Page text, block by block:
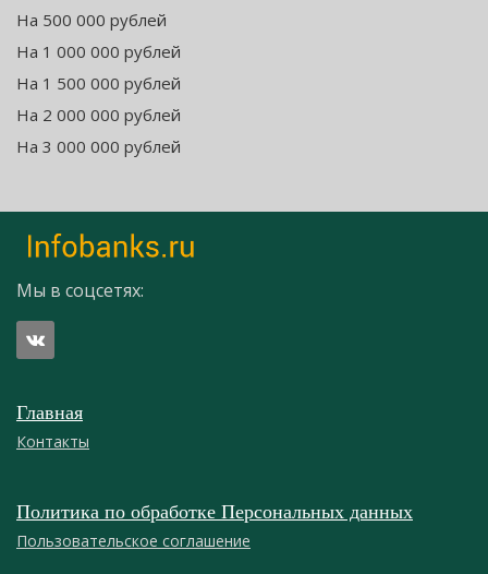
На 500 000 рублей
На 1 000 000 рублей
На 1 500 000 рублей
На 2 000 000 рублей
На 3 000 000 рублей
Мы в соцсетях:
Главная
Контакты
Политика по обработке Персональных данных
Пользовательское соглашение